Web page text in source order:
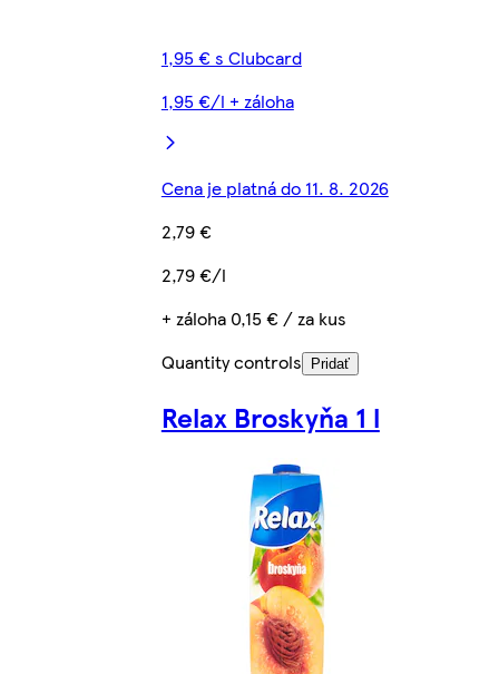
1,95 € s Clubcard
1,95 €/l + záloha
Cena je platná do 11. 8. 2026
2,79 €
2,79 €/l
+ záloha 0,15 € / za kus
Quantity controls
Pridať
Relax Broskyňa 1 l